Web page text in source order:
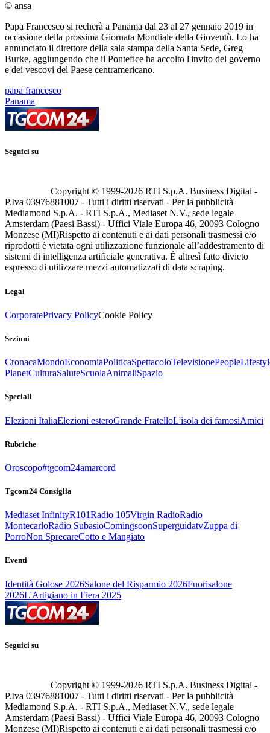
© ansa
Papa Francesco si recherà a Panama dal 23 al 27 gennaio 2019 in
occasione della prossima Giornata Mondiale della Gioventù. Lo ha
annunciato il direttore della sala stampa della Santa Sede, Greg
Burke, aggiungendo che il Pontefice ha accolto l'invito del governo
e dei vescovi del Paese centramericano.
papa francesco
Panama
Seguici su
Copyright © 1999-2026 RTI S.p.A. Business Digital -
P.Iva 03976881007 - Tutti i diritti riservati - Per la pubblicità
Mediamond S.p.A. - RTI S.p.A., Mediaset N.V., sede legale
Amsterdam (Paesi Bassi) - Uffici Viale Europa 46, 20093 Cologno
Monzese (MI)Rispetto ai contenuti e ai dati personali trasmessi e/o
riprodotti è vietata ogni utilizzazione funzionale all’addestramento di
sistemi di intelligenza artificiale generativa. È altresì fatto divieto
espresso di utilizzare mezzi automatizzati di data scraping.
Legal
CorporatePrivacy PolicyCookie Policy
Sezioni
CronacaMondoEconomiaPoliticaSpettacoloTelevisionePeople
PlanetCulturaSaluteScuolaAnimaliSpazio
Speciali
Elezioni ItaliaElezioni esteroGrande FratelloL'isola dei famosiAmici
Rubriche
Oroscopo#tgcom24amarcord
Tgcom24 Consiglia
Mediaset InfinityR101Radio 105Virgin RadioRadio
MontecarloRadio SubasioComingsoonSuperguidatvZuppa di
PorroNon SprecareCotto e Mangiato
Eventi
Identità Golose 2026Salone del Risparmio 2026Fuorisalone
2026L'Artigiano in Fiera 2025
Seguici su
Copyright © 1999-2026 RTI S.p.A. Business Digital -
P.Iva 03976881007 - Tutti i diritti riservati - Per la pubblicità
Mediamond S.p.A. - RTI S.p.A., Mediaset N.V., sede legale
Amsterdam (Paesi Bassi) - Uffici Viale Europa 46, 20093 Cologno
Monzese (MI)Rispetto ai contenuti e ai dati personali trasmessi e/o